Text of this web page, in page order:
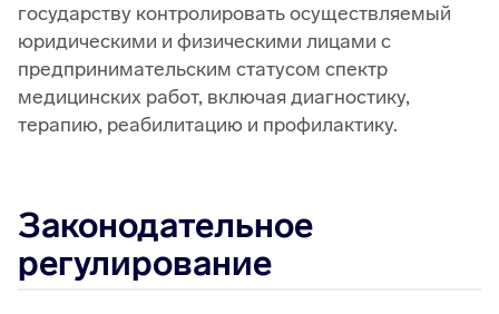
государству контролировать осуществляемый
юридическими и физическими лицами с
предпринимательским статусом спектр
медицинских работ, включая диагностику,
терапию, реабилитацию и профилактику.
Законодательное
регулирование